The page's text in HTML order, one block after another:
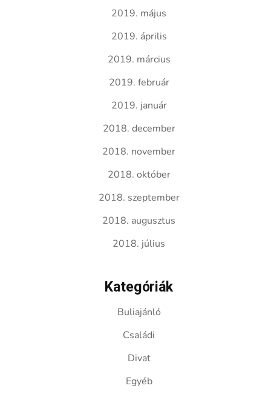
2019. május
2019. április
2019. március
2019. február
2019. január
2018. december
2018. november
2018. október
2018. szeptember
2018. augusztus
2018. július
Kategóriák
Buliajánló
Családi
Divat
Egyéb